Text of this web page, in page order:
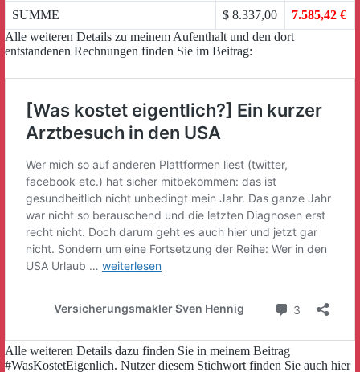
SUMME $ 8.337,00
7.585,42 €
Alle weiteren Details zu meinem Aufenthalt und den dort
entstandenen Rechnungen finden Sie im Beitrag:
Alle weiteren Details dazu finden Sie in meinem Beitrag
#WasKostetEigenlich. Nutzer diesem Stichwort finden Sie auch hier